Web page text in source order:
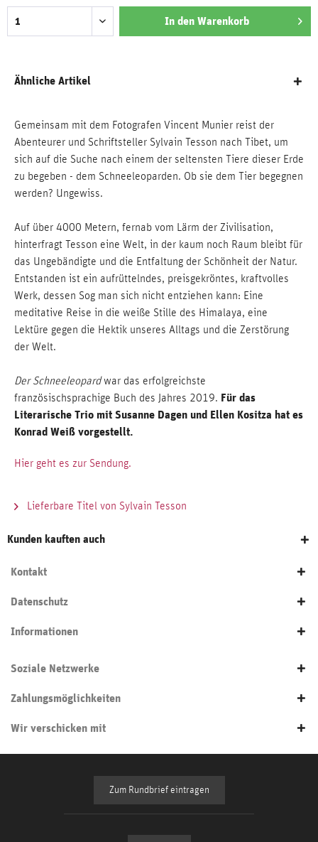
In den Warenkorb
Ähnliche Artikel
Gemeinsam mit dem Fotografen Vincent Munier reist der
Abenteurer und Schriftsteller Sylvain Tesson nach Tibet, um
sich auf die Suche nach einem der seltensten Tiere dieser Erde
zu begeben - dem Schneeleoparden. Ob sie dem Tier begegnen
werden? Ungewiss.
Auf über 4000 Metern, fernab vom Lärm der Zivilisation,
hinterfragt Tesson eine Welt, in der kaum noch Raum bleibt für
das Ungebändigte und die Entfaltung der Schönheit der Natur.
Entstanden ist ein aufrüttelndes, preisgekröntes, kraftvolles
Werk, dessen Sog man sich nicht entziehen kann: Eine
meditative Reise in die weiße Stille des Himalaya, eine
Lektüre gegen die Hektik unseres Alltags und die Zerstörung
der Welt.
Der Schneeleopardwar das erfolgreichste
französischsprachige Buch des Jahres 2019. Für das
Literarische Trio mit Susanne Dagen und Ellen Kositza hat es
Konrad Weiß vorgestellt.
Hier geht es zur Sendung.
Lieferbare Titel von Sylvain Tesson
Kunden kauften auch
Kontakt
Datenschutz
Informationen
Soziale Netzwerke
Zahlungsmöglichkeiten
Wir verschicken mit
Zum Rundbrief eintragen